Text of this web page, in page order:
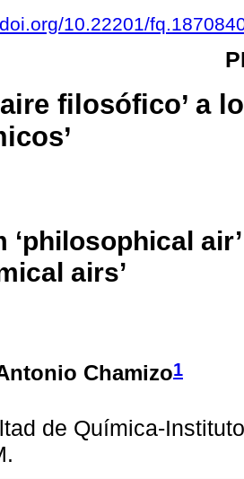
10.22201/
filosófico’ a
‘philosophical
airs’
Chamizo1
de Química-